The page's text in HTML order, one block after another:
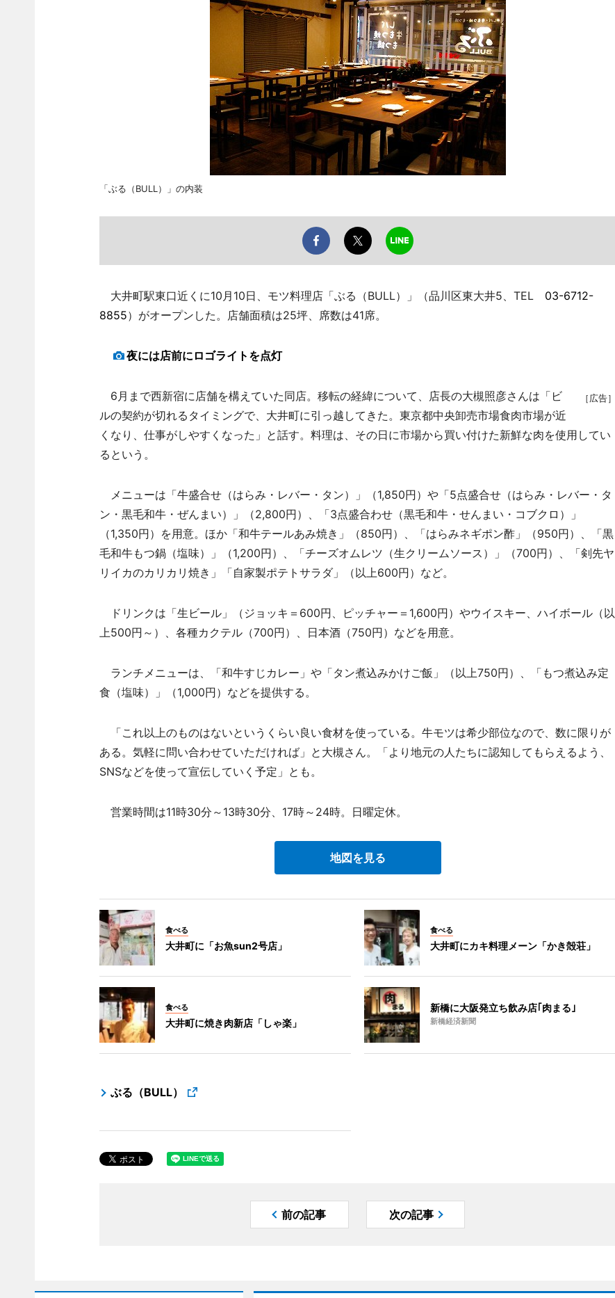
「ぶる（BULL）」の内装
大井町駅東口近くに10月10日、モツ料理店「ぶる（BULL）」（品川区東大井5、TEL 03-6712-
8855）がオープンした。店舗面積は25坪、席数は41席。
夜には店前にロゴライトを点灯
［広告］
6月まで西新宿に店舗を構えていた同店。移転の経緯について、店長の大槻照彦さんは「ビ
ルの契約が切れるタイミングで、大井町に引っ越してきた。東京都中央卸売市場食肉市場が近
くなり、仕事がしやすくなった」と話す。料理は、その日に市場から買い付けた新鮮な肉を使用してい
るという。
メニューは「牛盛合せ（はらみ・レバー・タン）」（1,850円）や「5点盛合せ（はらみ・レバー・タ
ン・黒毛和牛・ぜんまい）」（2,800円）、「3点盛合わせ（黒毛和牛・せんまい・コブクロ）」
（1,350円）を用意。ほか「和牛テールあみ焼き」（850円）、「はらみネギポン酢」（950円）、「黒
毛和牛もつ鍋（塩味）」（1,200円）、「チーズオムレツ（生クリームソース）」（700円）、「剣先ヤ
リイカのカリカリ焼き」「自家製ポテトサラダ」（以上600円）など。
ドリンクは「生ビール」（ジョッキ＝600円、ピッチャー＝1,600円）やウイスキー、ハイボール（以
上500円～）、各種カクテル（700円）、日本酒（750円）などを用意。
ランチメニューは、「和牛すじカレー」や「タン煮込みかけご飯」（以上750円）、「もつ煮込み定
食（塩味）」（1,000円）などを提供する。
「これ以上のものはないというくらい良い食材を使っている。牛モツは希少部位なので、数に限りが
ある。気軽に問い合わせていただければ」と大槻さん。「より地元の人たちに認知してもらえるよう、
SNSなどを使って宣伝していく予定」とも。
営業時間は11時30分～13時30分、17時～24時。日曜定休。
地図を見る
食べる
大井町に「お魚sun2号店」
食べる
大井町にカキ料理メーン「かき殻荘」
食べる
大井町に焼き肉新店「しゃ楽」
新橋に大阪発立ち飲み店｢肉まる｣
新橋経済新聞
ぶる（BULL）
前の記事 次の記事